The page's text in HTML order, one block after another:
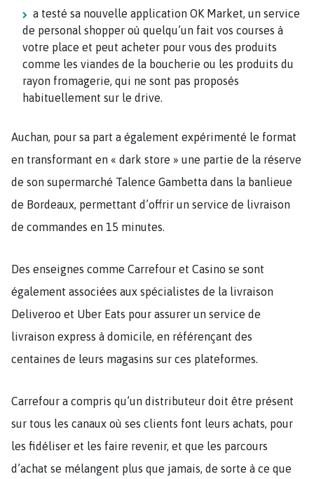
a testé sa nouvelle application OK Market, un service
de personal shopper où quelqu’un fait vos courses à
votre place et peut acheter pour vous des produits
comme les viandes de la boucherie ou les produits du
rayon fromagerie, qui ne sont pas proposés
habituellement sur le drive.
Auchan, pour sa part a également expérimenté le format
en transformant en « dark store » une partie de la réserve
de son supermarché Talence Gambetta dans la banlieue
de Bordeaux, permettant d’offrir un service de livraison
de commandes en 15 minutes.
Des enseignes comme Carrefour et Casino se sont
également associées aux spécialistes de la livraison
Deliveroo et Uber Eats pour assurer un service de
livraison express à domicile, en référençant des
centaines de leurs magasins sur ces plateformes.
Carrefour a compris qu’un distributeur doit être présent
sur tous les canaux où ses clients font leurs achats, pour
les fidéliser et les faire revenir, et que les parcours
d’achat se mélangent plus que jamais, de sorte à ce que